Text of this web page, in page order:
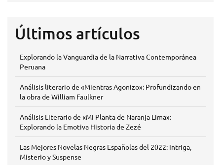
Últimos artículos
Explorando la Vanguardia de la Narrativa Contemporánea
Peruana
Análisis literario de «Mientras Agonizo»: Profundizando en
la obra de William Faulkner
Análisis Literario de «Mi Planta de Naranja Lima»:
Explorando la Emotiva Historia de Zezé
Las Mejores Novelas Negras Españolas del 2022: Intriga,
Misterio y Suspense